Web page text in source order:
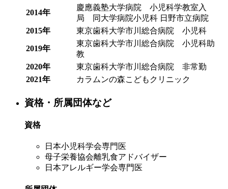
2014年
慶應義塾大学病院 小児科学教室入
局 同大学病院小児科 日野市立病院
2015年
東京歯科大学市川総合病院 小児科
2019年
東京歯科大学市川総合病院 小児科助
教
2020年
東京歯科大学市川総合病院 非常勤
2021年
カラムンの森こどもクリニック
資格・所属団体など
資格
日本小児科学会専門医
母子栄養協会離乳食アドバイザー
日本アレルギー学会専門医